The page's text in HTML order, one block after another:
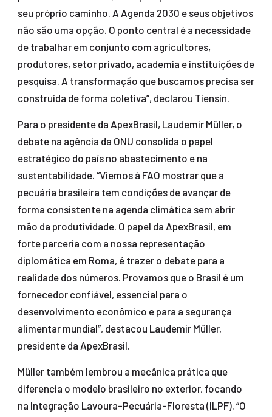
seu próprio caminho. A Agenda 2030 e seus objetivos
não são uma opção. O ponto central é a necessidade
de trabalhar em conjunto com agricultores,
produtores, setor privado, academia e instituições de
pesquisa. A transformação que buscamos precisa ser
construída de forma coletiva”, declarou Tiensin.
Para o presidente da ApexBrasil, Laudemir Müller, o
debate na agência da ONU consolida o papel
estratégico do país no abastecimento e na
sustentabilidade. “Viemos à FAO mostrar que a
pecuária brasileira tem condições de avançar de
forma consistente na agenda climática sem abrir
mão da produtividade. O papel da ApexBrasil, em
forte parceria com a nossa representação
diplomática em Roma, é trazer o debate para a
realidade dos números. Provamos que o Brasil é um
fornecedor confiável, essencial para o
desenvolvimento econômico e para a segurança
alimentar mundial”, destacou Laudemir Müller,
presidente da ApexBrasil.
Müller também lembrou a mecânica prática que
diferencia o modelo brasileiro no exterior, focando
na Integração Lavoura-Pecuária-Floresta (ILPF). “O